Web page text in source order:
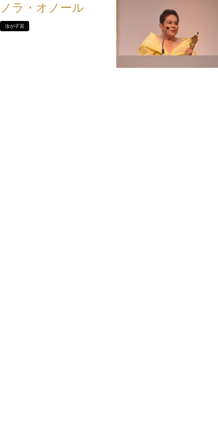
ノラ・オノール
汝が子宮